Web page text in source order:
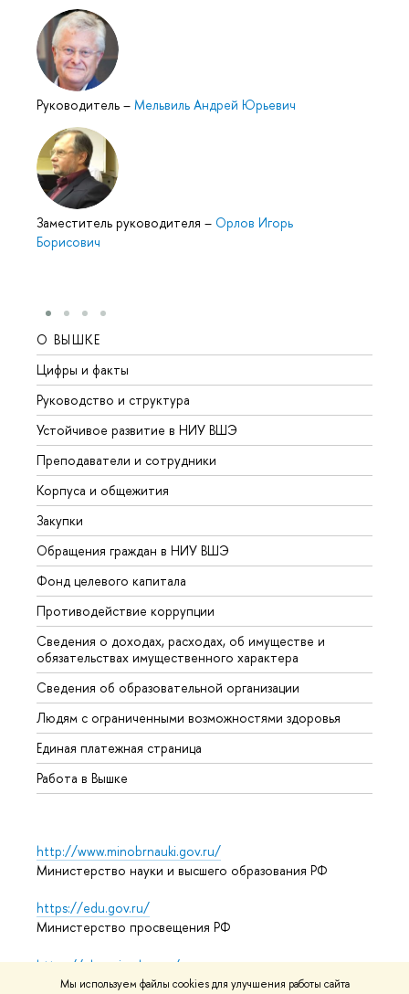
Мы используем файлы cookies для улучшения работы сайта
Руководитель – Мельвиль Андрей Юрьевич
Заместитель руководителя – Орлов Игорь
Борисович
О ВЫШКЕ
Цифры и факты
Руководство и структура
Устойчивое развитие в НИУ ВШЭ
Преподаватели и сотрудники
Корпуса и общежития
Закупки
Обращения граждан в НИУ ВШЭ
Фонд целевого капитала
Противодействие коррупции
Сведения о доходах, расходах, об имуществе и
обязательствах имущественного характера
Сведения об образовательной организации
Людям с ограниченными возможностями здоровья
Единая платежная страница
Работа в Вышке
http://www.minobrnauki.gov.ru/
Министерство науки и высшего образования РФ
https://edu.gov.ru/
Министерство просвещения РФ
https://elearning.hse.ru/mooc
Массовые открытые онлайн-курсы